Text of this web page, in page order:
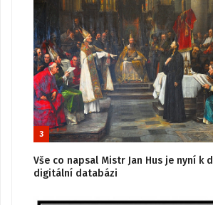
3
Vše co napsal Mistr Jan Hus je nyní k
digitální databázi